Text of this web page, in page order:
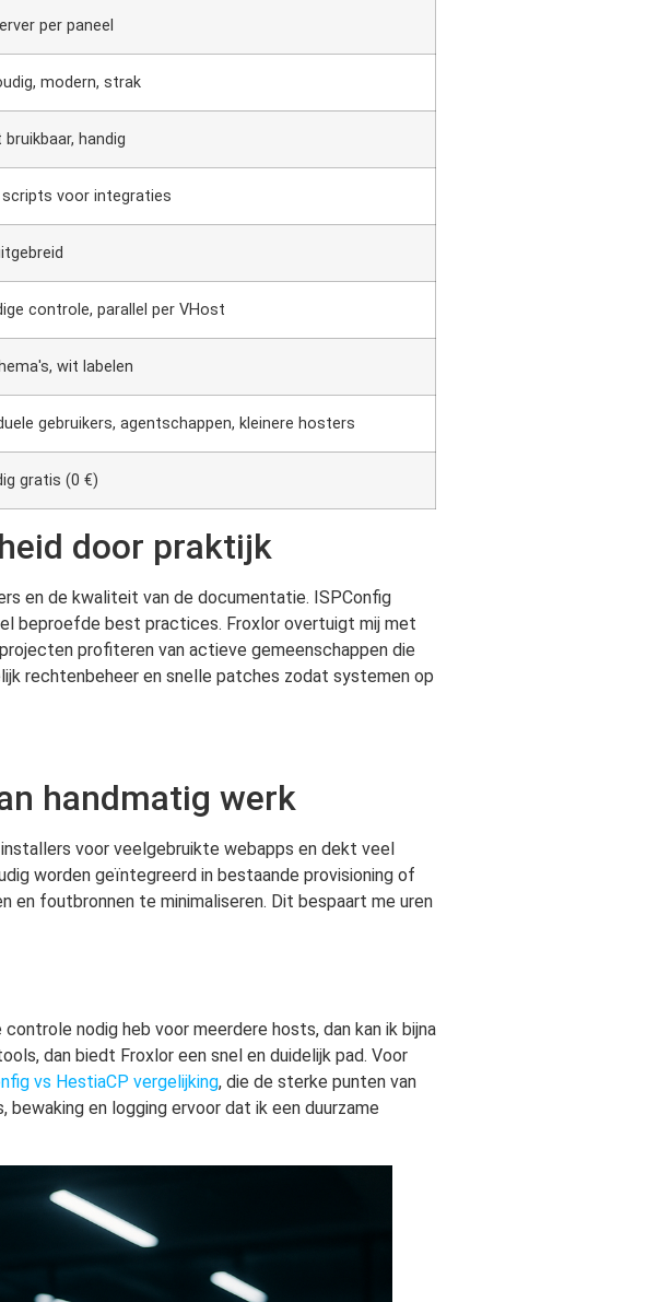
per paneel
modern, strak
bruikbaar, handig
scripts voor integraties
controle, parallel per VHost
wit labelen
gebruikers, agentschappen, kleinere hosters
gratis (0 €)
door praktijk
en de kwaliteit van de documentatie. ISPConfig
beproefde best practices. Froxlor overtuigt mij met
profiteren van actieve gemeenschappen die
rechtenbeheer en snelle patches zodat systemen op
handmatig werk
voor veelgebruikte webapps en dekt veel
worden geïntegreerd in bestaande provisioning of
en foutbronnen te minimaliseren. Dit bespaart me uren
nodig heb voor meerdere hosts, dan kan ik bijna
dan biedt Froxlor een snel en duidelijk pad. Voor
vs HestiaCP vergelijking, die de sterke punten van
en logging ervoor dat ik een duurzame